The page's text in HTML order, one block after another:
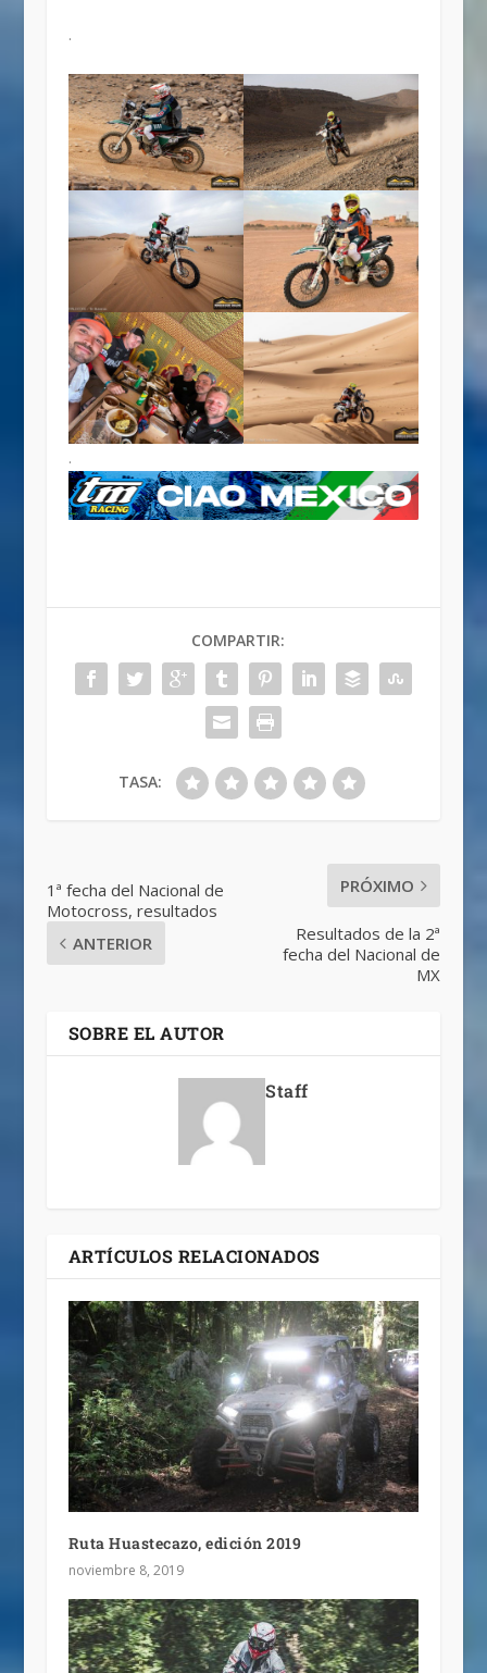
.
.
COMPARTIR:
TASA:
1ª fecha del Nacional de
Motocross, resultados
ANTERIOR
PRÓXIMO
Resultados de la 2ª
fecha del Nacional de
MX
SOBRE EL AUTOR
Staff
ARTÍCULOS RELACIONADOS
Ruta Huastecazo, edición 2019
noviembre 8, 2019